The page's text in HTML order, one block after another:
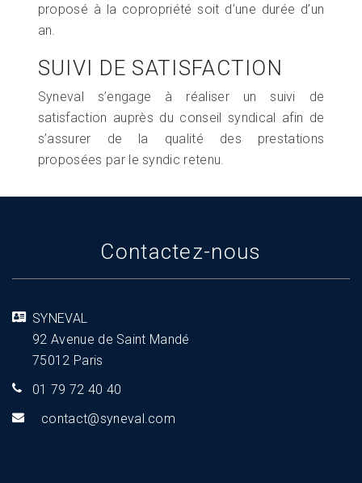
proposé à la copropriété soit d’une durée d’un
an.
SUIVI DE SATISFACTION
Syneval s’engage à réaliser un suivi de
satisfaction auprès du conseil syndical afin de
s’assurer de la qualité des prestations
proposées par le syndic retenu.
Contactez-nous
SYNEVAL
92 Avenue de Saint Mandé
75012 Paris
01 79 72 40 40
moc.l
aveny
s@tca
tnoc